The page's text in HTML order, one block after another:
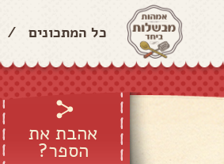
כל המתכונים /
אהבת את
הספר?